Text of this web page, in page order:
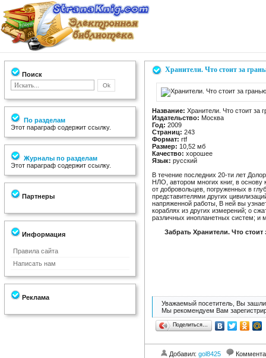
Поиск
По разделам
Этот параграф содержит ссылку.
Журналы по разделам
Этот параграф содержит ссылку.
Партнеры
Информация
Правила сайта
Написать нам
Реклама
Хранители. Что стоит за
Название: Хранители. Что стоит за
Издательство: Москва
Год: 2009
Страниц: 243
Формат: rtf
Размер: 10,52 мб
Качество: хорошее
Язык: русский
В течение последних 20-ти лет
НЛО, автором многих книг, в основу
от добровольцев, погруженных в
представителями других
напряженной работы, В ней вы
кораблях из других измерений; о
различных инопланетных систем; и
Забрать Хранители. Что
Уважаемый посетитель, Вы зашли
Мы рекомендуем Вам
Поделиться…
Добавил: gol8425